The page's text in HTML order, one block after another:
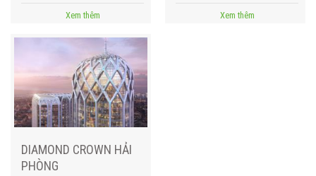
Xem thêm Xem thêm
DIAMOND CROWN HẢI
PHÒNG